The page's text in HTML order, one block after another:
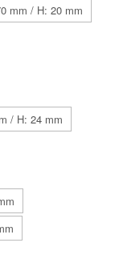
mm / H: 20 mm
/ H: 24 mm